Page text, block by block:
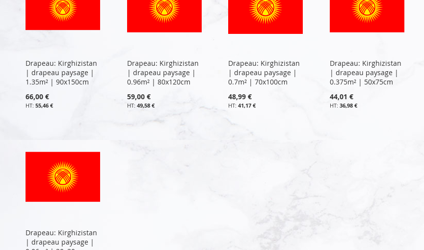
Drapeau: Kirghizistan
| drapeau paysage |
1.35m² | 90x150cm
66,00 €
55,46 €
Drapeau: Kirghizistan
| drapeau paysage |
0.96m² | 80x120cm
59,00 €
49,58 €
Drapeau: Kirghizistan
| drapeau paysage |
0.7m² | 70x100cm
48,99 €
41,17 €
Drapeau: Kirghizistan
| drapeau paysage |
0.375m² | 50x75cm
44,01 €
36,98 €
Drapeau: Kirghizistan
| drapeau paysage |